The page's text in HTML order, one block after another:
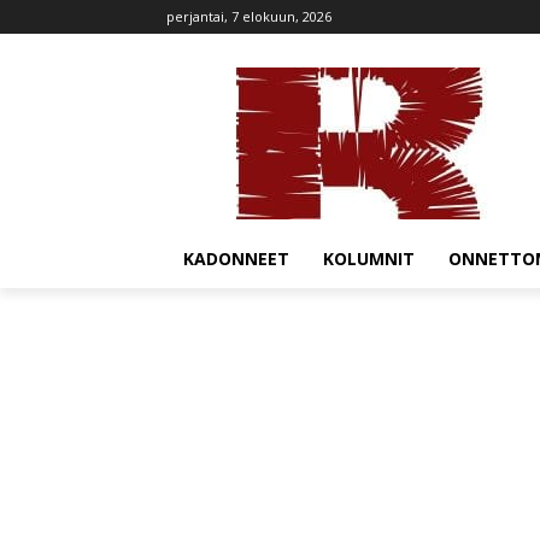
perjantai, 7 elokuun, 2026
KADONNEET KOLUMNIT